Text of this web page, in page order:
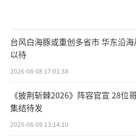
台风白海豚或重创多省市 华东沿
以待
2026-08-08 17:01:38
《披荆斩棘2026》阵容官宣 28位
集结待发
2026-08-09 13:14:10